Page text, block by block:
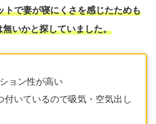
で妻が寝にくさを感じたためも
いかと探していました。
ョン性が高い
付いているので吸気・空気出し